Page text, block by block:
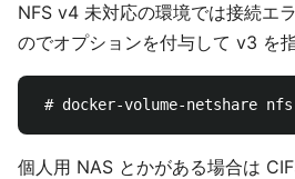
NFS v4 未対応の環境では接続エ
のでオプションを付与して v3 を
個人用 NAS とかがある場合は